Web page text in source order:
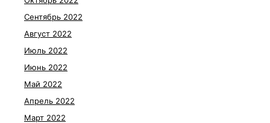
Сентябрь 2022
Август 2022
Июль 2022
Июнь 2022
Май 2022
Апрель 2022
Март 2022